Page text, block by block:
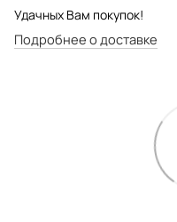
Удачных Вам покупок!
Подробнее о доставке